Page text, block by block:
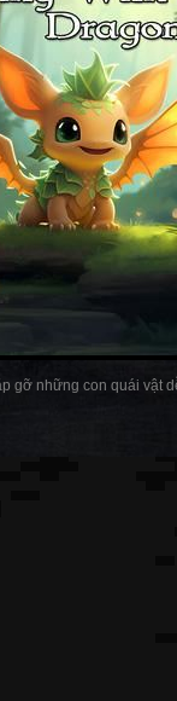
gỡ những con quái vật